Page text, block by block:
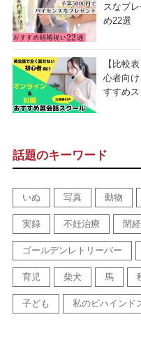
スなプ
め22選
【比較
心者向
すすめ
話題のキーワード
いぬ 写真 動物
実録 不妊治療 閉経
ゴールデンレトリーバー
育児 柴犬 馬
子ども 私のビハインド